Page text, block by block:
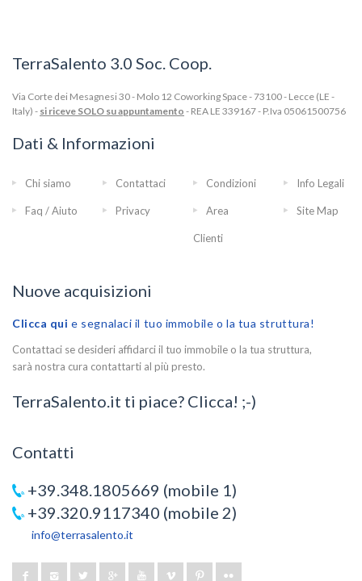
TerraSalento 3.0 Soc. Coop.
Via Corte dei Mesagnesi 30 - Molo 12 Coworking Space - 73100 - Lecce (LE -
Italy) - si riceve SOLO su appuntamento - REA LE 339167 - P.Iva 05061500756
Dati & Informazioni
Chi siamo Contattaci Condizioni Info Legali
Faq / Aiuto Privacy Area
Clienti
Site Map
Nuove acquisizioni
Clicca qui e segnalaci il tuo immobile o la tua struttura!
Contattaci se desideri affidarci il tuo immobile o la tua struttura,
sarà nostra cura contattarti al più presto.
TerraSalento.it ti piace? Clicca! ;-)
Contatti
+39.348.1805669 (mobile 1)
+39.320.9117340 (mobile 2)
info@terrasalento.it